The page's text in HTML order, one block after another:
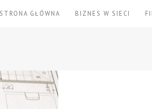
STRONA GŁÓWNA BIZNES W SIECI